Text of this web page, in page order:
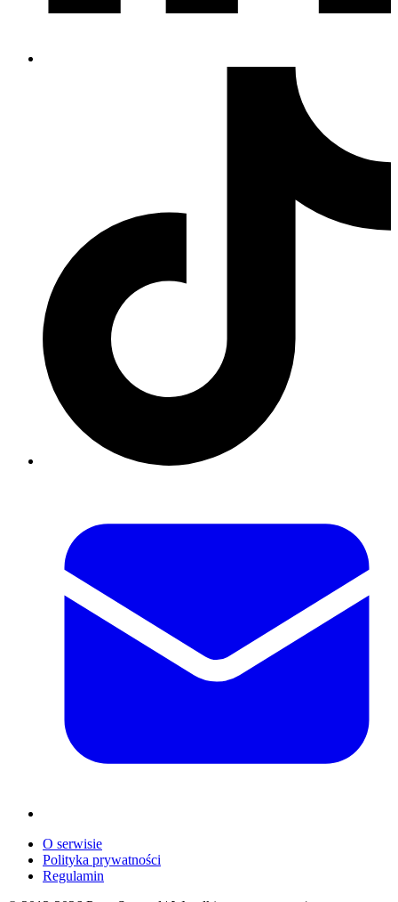
O serwisie
Polityka prywatności
Regulamin